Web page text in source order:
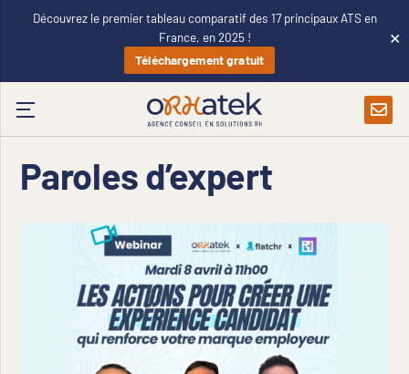
Découvrez le premier tableau comparatif des 17 principaux ATS en
France, en 2025 !
Téléchargement gratuit
×
Paroles d’expert